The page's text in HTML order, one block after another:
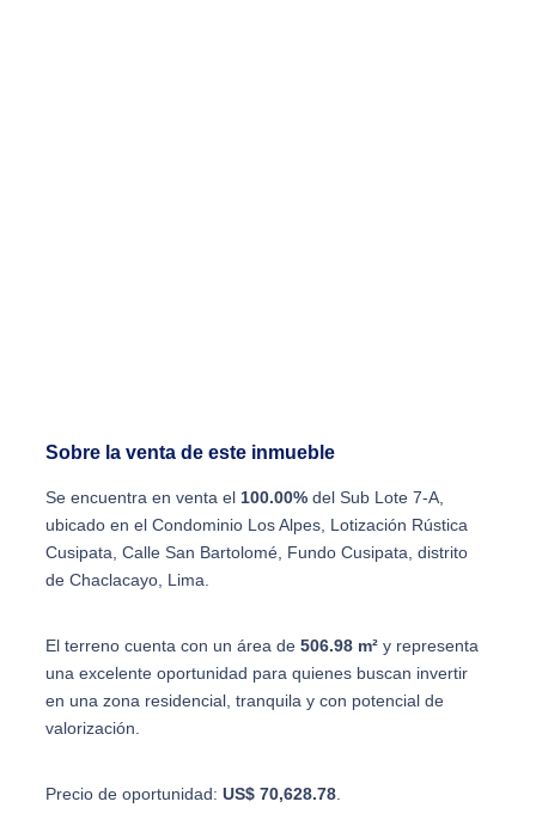
Sobre la venta de este inmueble
Se encuentra en venta el 100.00% del Sub Lote 7-A,
ubicado en el Condominio Los Alpes, Lotización Rústica
Cusipata, Calle San Bartolomé, Fundo Cusipata, distrito
de Chaclacayo, Lima.
El terreno cuenta con un área de 506.98 m² y representa
una excelente oportunidad para quienes buscan invertir
en una zona residencial, tranquila y con potencial de
valorización.
Precio de oportunidad: US$ 70,628.78